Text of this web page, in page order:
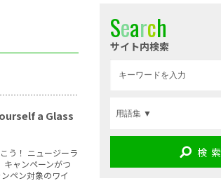
a Glass
う！ ニュージーラ
キャンペーンがつ
ペン対象のワイ
Search
サイト内検索
検 索